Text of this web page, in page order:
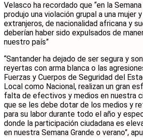
Velasco ha recordado que “en la
produjo una violación grupal a una mujer
extranjeros, de nacionalidad africana y
deberían haber sido expulsados de
nuestro país”
“Santander ha dejado de ser segura y
reyertas con arma blanca o las
Fuerzas y Cuerpos de Seguridad del
Local como Nacional, realizan un gran
falta de efectivos y medios en nuestra
que se les debe dotar de los medios y
para su labor durante todo el año y
donde la participación ciudadana es
en nuestra Semana Grande o verano”,